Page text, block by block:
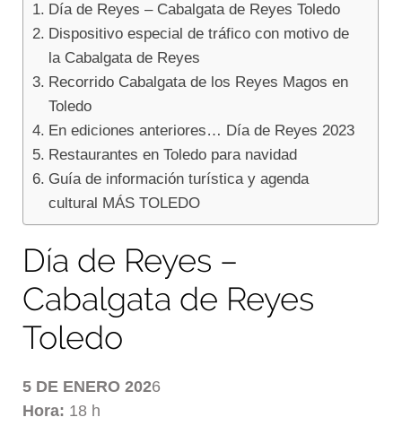
Día de Reyes – Cabalgata de Reyes Toledo
Dispositivo especial de tráfico con motivo de
la Cabalgata de Reyes
Recorrido Cabalgata de los Reyes Magos en
Toledo
En ediciones anteriores… Día de Reyes 2023
Restaurantes en Toledo para navidad
Guía de información turística y agenda
cultural MÁS TOLEDO
Día de Reyes –
Cabalgata de Reyes
Toledo
5 DE ENERO 2026
Hora: 18 h